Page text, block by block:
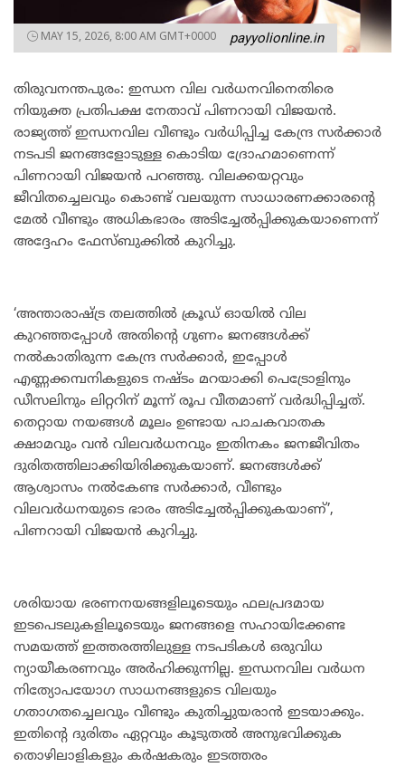
MAY 15, 2026, 8:00 AM GMT+0000 payyolionline.in
തിരുവനന്തപുരം: ഇന്ധന വില വര്‍ധനവിനെതിരെ
നിയുക്ത പ്രതിപക്ഷ നേതാവ് പിണറായി വിജയന്‍.
രാജ്യത്ത് ഇന്ധനവില വീണ്ടും വര്‍ധിപ്പിച്ച കേന്ദ്ര സര്‍ക്കാര്‍
നടപടി ജനങ്ങളോടുള്ള കൊടിയ ദ്രോഹമാണെന്ന്
പിണറായി വിജയന്‍ പറഞ്ഞു. വിലക്കയറ്റവും
ജീവിതച്ചെലവും കൊണ്ട് വലയുന്ന സാധാരണക്കാരന്റെ
മേല്‍ വീണ്ടും അധികഭാരം അടിച്ചേല്‍പ്പിക്കുകയാണെന്ന്
അദ്ദേഹം ഫേസ്ബുക്കില്‍ കുറിച്ചു.
‘അന്താരാഷ്ട്ര തലത്തില്‍ ക്രൂഡ് ഓയില്‍ വില
കുറഞ്ഞപ്പോള്‍ അതിന്റെ ഗുണം ജനങ്ങള്‍ക്ക്
നല്‍കാതിരുന്ന കേന്ദ്ര സര്‍ക്കാര്‍, ഇപ്പോള്‍
എണ്ണക്കമ്പനികളുടെ നഷ്ടം മറയാക്കി പെട്രോളിനും
ഡീസലിനും ലിറ്ററിന് മൂന്ന് രൂപ വീതമാണ് വര്‍ദ്ധിപ്പിച്ചത്.
തെറ്റായ നയങ്ങള്‍ മൂലം ഉണ്ടായ പാചകവാതക
ക്ഷാമവും വന്‍ വിലവര്‍ധനവും ഇതിനകം ജനജീവിതം
ദുരിതത്തിലാക്കിയിരിക്കുകയാണ്. ജനങ്ങള്‍ക്ക്
ആശ്വാസം നല്‍കേണ്ട സര്‍ക്കാര്‍, വീണ്ടും
വിലവര്‍ധനയുടെ ഭാരം അടിച്ചേല്‍പ്പിക്കുകയാണ്’,
പിണറായി വിജയന്‍ കുറിച്ചു.
ശരിയായ ഭരണനയങ്ങളിലൂടെയും ഫലപ്രദമായ
ഇടപെടലുകളിലൂടെയും ജനങ്ങളെ സഹായിക്കേണ്ട
സമയത്ത് ഇത്തരത്തിലുള്ള നടപടികള്‍ ഒരുവിധ
ന്യായീകരണവും അര്‍ഹിക്കുന്നില്ല. ഇന്ധനവില വര്‍ധന
നിത്യോപയോഗ സാധനങ്ങളുടെ വിലയും
ഗതാഗതച്ചെലവും വീണ്ടും കുതിച്ചുയരാന്‍ ഇടയാക്കും.
ഇതിന്റെ ദുരിതം ഏറ്റവും കൂടുതല്‍ അനുഭവിക്കുക
തൊഴിലാളികളും കര്‍ഷകരും ഇടത്തരം